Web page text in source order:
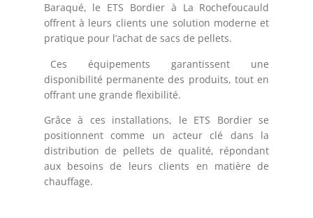
Baraqué, le ETS Bordier à La Rochefoucauld
offrent à leurs clients une solution moderne et
pratique pour l’achat de sacs de pellets.
Ces équipements garantissent une
disponibilité permanente des produits, tout en
offrant une grande flexibilité.
Grâce à ces installations, le ETS Bordier se
positionnent comme un acteur clé dans la
distribution de pellets de qualité, répondant
aux besoins de leurs clients en matière de
chauffage.